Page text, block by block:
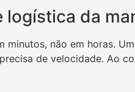
logística da
minutos, não em horas.
de velocidade. Ao